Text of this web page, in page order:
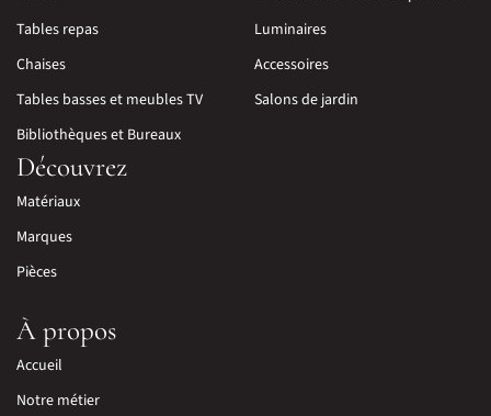
Tables repas
Chaises
Tables basses et meubles TV
Bibliothèques et Bureaux
Luminaires
Accessoires
Salons de jardin
Découvrez
Matériaux
Marques
Pièces
À propos
Accueil
Notre métier